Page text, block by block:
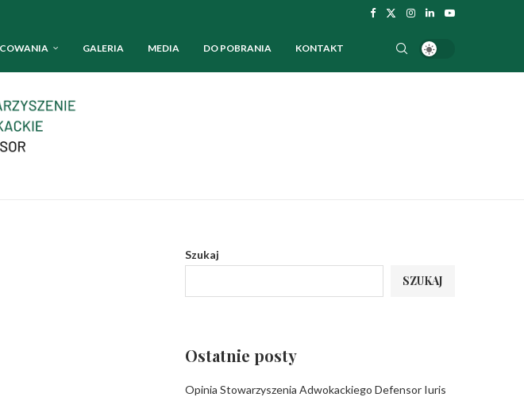
GALERIA MEDIA DO POBRANIA KONTAKT
Szukaj
SZUKAJ
Ostatnie posty
Opinia Stowarzyszenia Adwokackiego Defensor Iuris